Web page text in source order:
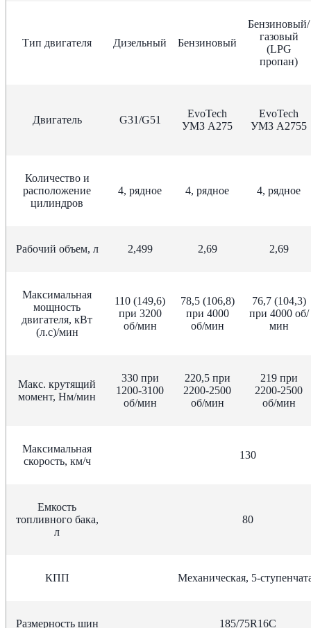
Тип двигателя Дизельный Бензиновый
Бензиновый/
газовый
(LPG
пропан)
Двигатель G31/G51
EvoTech
УМЗ А275
EvoTech
УМЗ А2755
Количество и
расположение
цилиндров
4, рядное 4, рядное 4, рядное
Рабочий объем, л 2,499 2,69 2,69
Максимальная
мощность
двигателя, кВт
(л.с)/мин
110 (149,6)
при 3200
об/мин
78,5 (106,8)
при 4000
об/мин
76,7 (104,3)
при 4000 об/
мин
Макс. крутящий
момент, Нм/мин
330 при
1200-3100
об/мин
220,5 при
2200-2500
об/мин
219 при
2200-2500
об/мин
Максимальная
скорость, км/ч
130
Емкость
топливного бака,
л
80
КПП Механическая, 5-
Размерность шин 185/75R16С